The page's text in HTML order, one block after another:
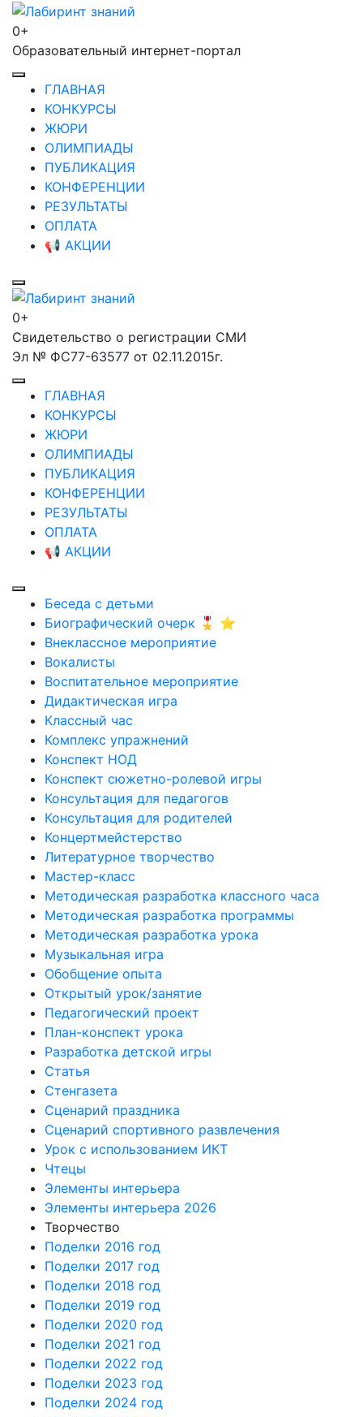
Перейти
содержимому
Enter)
Лабиринт знаний
0+
Образовательный интернет-портал
ГЛАВНАЯ
КОНКУРСЫ
ЖЮРИ
ОЛИМПИАДЫ
ПУБЛИКАЦИЯ
КОНФЕРЕНЦИИ
РЕЗУЛЬТАТЫ
ОПЛАТА
📢 АКЦИИ
Лабиринт знаний
0+
Свидетельство о регистрации СМИ
Эл № ФС77-63577 от 02.11.2015г.
ГЛАВНАЯ
КОНКУРСЫ
ЖЮРИ
ОЛИМПИАДЫ
ПУБЛИКАЦИЯ
КОНФЕРЕНЦИИ
РЕЗУЛЬТАТЫ
ОПЛАТА
📢 АКЦИИ
Беседа с детьми
Биографический очерк 🎖️ ⭐
Внеклассное мероприятие
Вокалисты
Воспитательное мероприятие
Дидактическая игра
Классный час
Комплекс упражнений
Конспект НОД
Конспект сюжетно-ролевой игры
Консультация для педагогов
Консультация для родителей
Концертмейстерство
Литературное творчество
Мастер-класс
Методическая разработка классного часа
Методическая разработка программы
Методическая разработка урока
Музыкальная игра
Обобщение опыта
Открытый урок/занятие
Педагогический проект
План-конспект урока
Разработка детской игры
Статья
Стенгазета
Сценарий праздника
Сценарий спортивного развлечения
Урок с использованием ИКТ
Чтецы
Элементы интерьера
Элементы интерьера 2026
Творчество
Поделки 2016 год
Поделки 2017 год
Поделки 2018 год
Поделки 2019 год
Поделки 2020 год
Поделки 2021 год
Поделки 2022 год
Поделки 2023 год
Поделки 2024 год